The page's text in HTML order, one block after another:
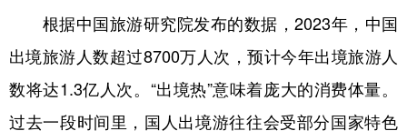
根据中国旅游研究院发布的数据，2023年，中国
出境旅游人数超过8700万人次，预计今年出境旅游人
数将达1.3亿人次。“出境热”意味着庞大的消费体量。
过去一段时间里，国人出境游往往会受部分国家特色